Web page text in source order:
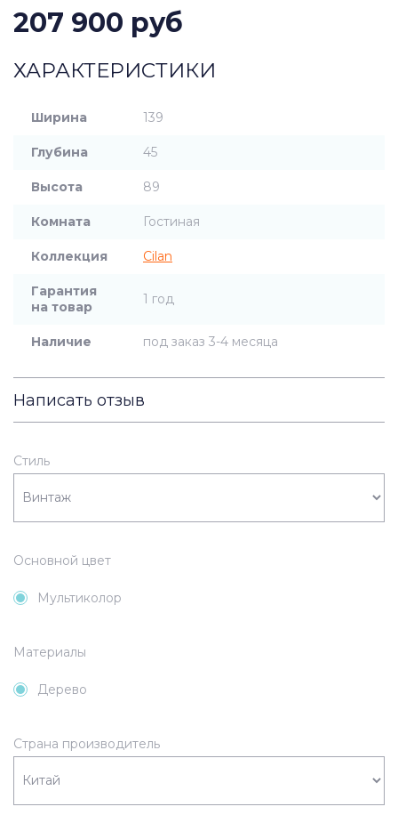
207 900 руб
ХАРАКТЕРИСТИКИ
Ширина 139
Глубина 45
Высота 89
Комната Гостиная
Коллекция Cilan
Гарантия
на товар
1 год
Наличие под заказ 3-4 месяца
Написать отзыв
Мультиколор
Дерево